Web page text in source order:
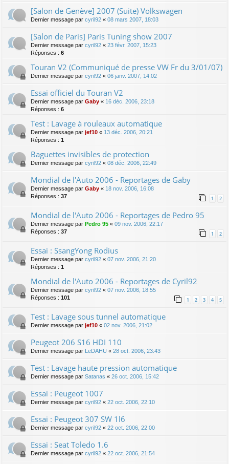
[Salon de Genève] 2007 (Suite) Volkswagen
Dernier message par cyril92 « 08 mars 2007, 18:03
[Salon de Paris] Paris Tuning show 2007
Dernier message par cyril92 « 23 févr. 2007, 15:23
Réponses : 6
Touran V2 (Communiqué de presse VW Fr du 3/01/07)
Dernier message par cyril92 « 06 janv. 2007, 14:02
Essai officiel du Touran V2
Dernier message par Gaby « 16 déc. 2006, 23:18
Réponses : 6
Test : Lavage à rouleaux automatique
Dernier message par jef10 « 13 déc. 2006, 20:21
Réponses : 1
Baguettes invisibles de protection
Dernier message par cyril92 « 08 déc. 2006, 22:49
Mondial de l'Auto 2006 - Reportages de Gaby
Dernier message par Gaby « 18 nov. 2006, 16:08
Réponses : 37 1 2
Mondial de l'Auto 2006 - Reportages de Pedro 95
Dernier message par Pedro 95 « 09 nov. 2006, 22:17
Réponses : 37 1 2
Essai : SsangYong Rodius
Dernier message par cyril92 « 07 nov. 2006, 21:20
Réponses : 1
Mondial de l'Auto 2006 - Reportages de Cyril92
Dernier message par cyril92 « 07 nov. 2006, 18:55
Réponses : 101 1 2 3 4 5
Test : Lavage sous tunnel automatique
Dernier message par jef10 « 02 nov. 2006, 21:02
Peugeot 206 S16 HDI 110
Dernier message par LeDAHU « 28 oct. 2006, 23:43
Test : Lavage haute pression automatique
Dernier message par Satanas « 26 oct. 2006, 15:42
Essai : Peugeot 1007
Dernier message par cyril92 « 22 oct. 2006, 22:10
Essai : Peugeot 307 SW 1l6
Dernier message par cyril92 « 22 oct. 2006, 22:00
Essai : Seat Toledo 1.6
Dernier message par cyril92 « 22 oct. 2006, 21:54